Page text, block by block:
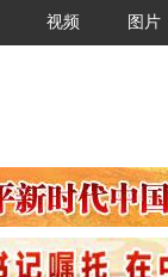
视频 图片